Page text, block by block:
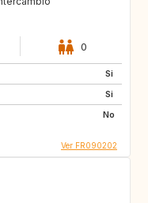
0
Si
Si
No
Ver FR090202